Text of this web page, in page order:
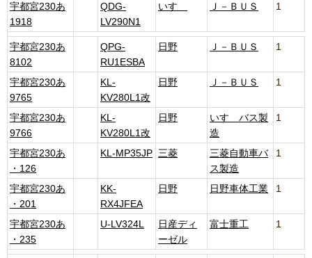
宇都宮230あ
1918
QDG-
LV290N1
いすゞ Ｊ－ＢＵＳ 1
宇都宮230あ
8102
QPG-
RU1ESBA
日野 Ｊ－ＢＵＳ 1
宇都宮230あ
9765
KL-
KV280L1改
日野 Ｊ－ＢＵＳ 1
宇都宮230あ
9766
KL-
KV280L1改
日野
いすゞバス製
造
1
宇都宮230あ
・126
KL-MP35JP 三菱
三菱自動車バ
ス製造
1
宇都宮230あ
・201
KK-
RX4JFEA
日野 日野車体工業 1
宇都宮230あ
・235
U-LV324L
日産ディ
ーゼル
富士重工 1